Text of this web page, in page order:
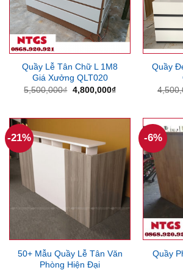
Quầy Lễ Tân Chữ L 1M8
Giá Xưởng QLT020
5,500,000₫ Giá
4,800,000₫Giá
4,800,000₫.
Quầy
-21%
50+ Mẫu Quầy Lễ Tân Văn
Phòng Hiện Đại
-6%
Quầy